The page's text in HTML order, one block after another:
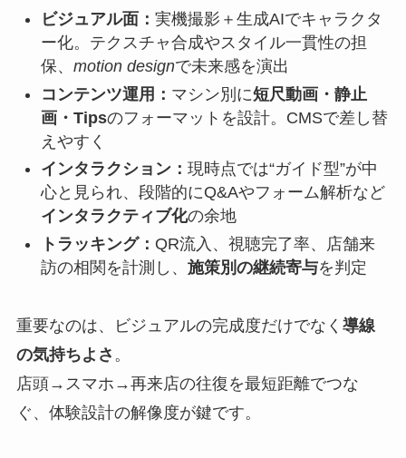
ビジュアル面： 実機撮影＋生成AIでキャラクタ
ー化。テクスチャ合成やスタイル一貫性の担
保、 motion designで未来感を演出
コンテンツ運用： マシン別に短尺動画・静止
画・Tipsのフォーマットを設計。CMSで差し替
えやすく
インタラクション： 現時点では“ガイド型”が中
心と見られ、段階的にQ&Aやフォーム解析など
インタラクティブ化の余地
トラッキング： QR流入、視聴完了率、店舗来
訪の相関を計測し、 施策別の継続寄与を判定
重要なのは、ビジュアルの完成度だけでなく 導線
の気持ちよさ 。
店頭→スマホ→再来店の往復を最短距離でつな
ぐ、体験設計の解像度が鍵です。